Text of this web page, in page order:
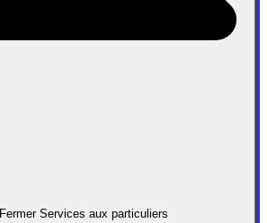
Fermer Services aux particuliers